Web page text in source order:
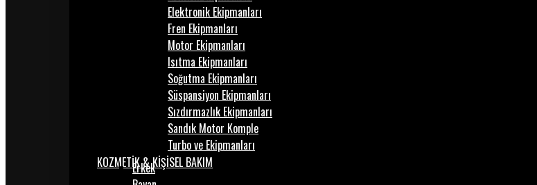
Elektronik Ekipmanları
Fren Ekipmanları
Motor Ekipmanları
Isıtma Ekipmanları
Soğutma Ekipmanları
Süspansiyon Ekipmanları
Sızdırmazlık Ekipmanları
Sandık Motor Komple
Turbo ve Ekipmanları
KOZMETİK & KİŞİSEL BAKIM
Erkek